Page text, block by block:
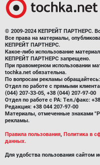
© 2009-2024 КЕПРЕЙТ ПАРТНЕРС.
Все права на материалы,
КЕПРЕЙТ ПАРТНЕРС.
Какое-либо использование
КЕПРЕЙТ ПАРТНЕРС запрещено.
При правомерном использовании
tochka.net обязательна.
По вопросам рекламы обращайтесь:
Отдел по работе с прямыми
(044) 207-33-05, +38 (044) 207-97-00
Отдел по работе с РА: Тел./факс:
Редакция: +38 044 207-97-00
Материалы, отмеченные знаками
рекламы.
Правила пользования, Политика в
данных.
Для удобства пользования сайтом